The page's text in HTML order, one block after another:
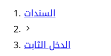
السندات
الدخل الثابت